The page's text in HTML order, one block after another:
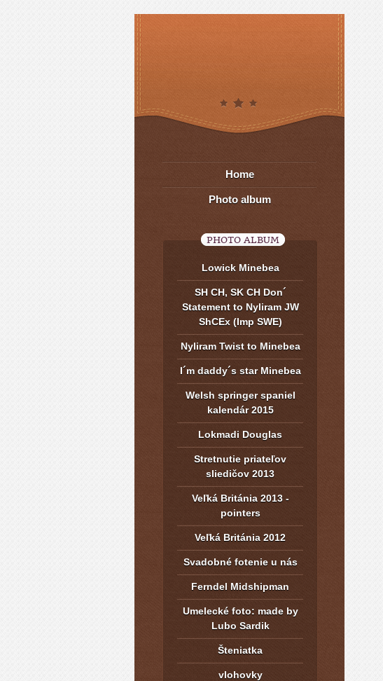
Home
Photo album
PHOTO ALBUM
Lowick Minebea
SH CH, SK CH Don´
Statement to Nyliram JW
ShCEx (Imp SWE)
Nyliram Twist to Minebea
I´m daddy´s star Minebea
Welsh springer spaniel
kalendár 2015
Lokmadi Douglas
Stretnutie priateľov
sliedičov 2013
Veľká Británia 2013 -
pointers
Veľká Británia 2012
Svadobné fotenie u nás
Ferndel Midshipman
Umelecké foto: made by
Lubo Sardik
Šteniatka
vlohovky